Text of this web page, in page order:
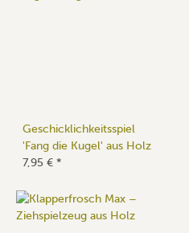
Geschicklichkeitsspiel
'Fang die Kugel' aus Holz
7,95 € *